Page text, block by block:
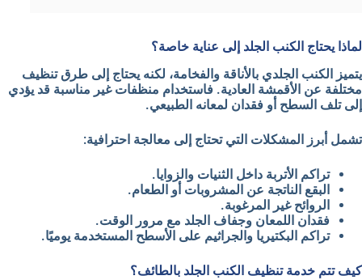
لماذا يحتاج الكنب الجلد إلى عناية خاصة؟
يتميز الكنب الجلدي بالأناقة والفخامة، لكنه يحتاج إلى طرق تنظيف
مختلفة عن الأقمشة العادية. فاستخدام منظفات غير مناسبة قد يؤدي
إلى تلف السطح أو فقدان لمعانه الطبيعي.
تشمل أبرز المشكلات التي تحتاج إلى معالجة احترافية:
تراكم الأتربة داخل الثنيات والزوايا.
البقع الناتجة عن المشروبات أو الطعام.
الروائح غير المرغوبة.
فقدان اللمعان وجفاف الجلد مع مرور الوقت.
تراكم البكتيريا والجراثيم على الأسطح المستخدمة يوميًا.
كيف تتم خدمة تنظيف الكنب الجلد بالطائف؟